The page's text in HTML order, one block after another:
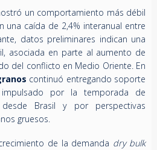
un comportamiento más débil
una caída de 2,4% interanual entre
datos preliminares indican una
asociada en parte al aumento de
del conflicto en Medio Oriente. En
continuó entregando soporte
impulsado por la temporada de
Brasil y por perspectivas
gruesos.
de la demanda dry bulk